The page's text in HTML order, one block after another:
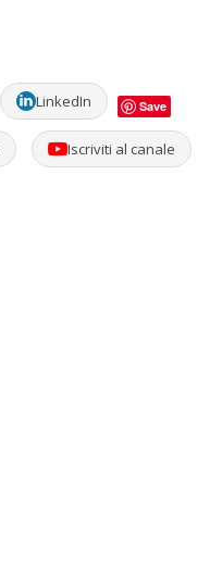
LinkedIn Save
Iscriviti al canale